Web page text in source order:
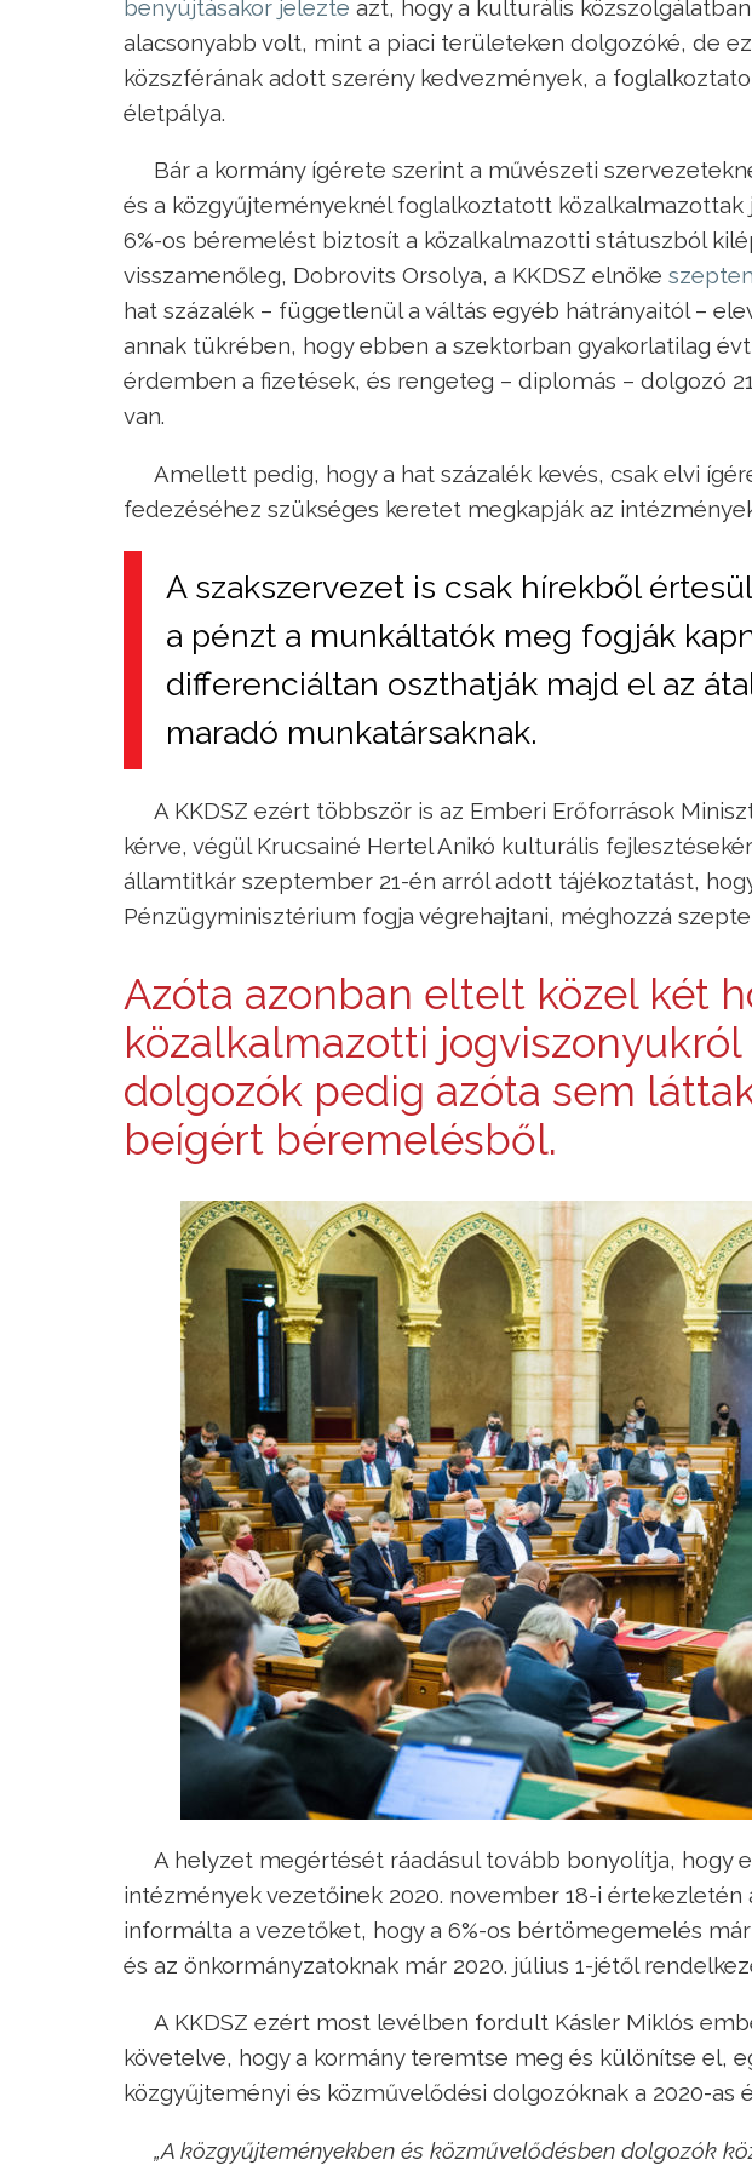
benyújtásakor jelezte azt, hogy a kulturális
alacsonyabb volt, mint a piaci területeken dolgozóké, de
közszférának adott szerény kedvezmények, a
életpálya.
Bár a kormány ígérete szerint a művészeti
és a közgyűjteményeknél foglalkoztatott közalkalmazottak
6%-os béremelést biztosít a közalkalmazotti státuszból
visszamenőleg, Dobrovits Orsolya, a KKDSZ elnöke
hat százalék – függetlenül a váltás egyéb hátrányaitól –
annak tükrében, hogy ebben a szektorban gyakorlatilag
érdemben a fizetések, és rengeteg – diplomás – dolgozó
van.
Amellett pedig, hogy a hat százalék kevés, csak elvi
fedezéséhez szükséges keretet megkapják az
A szakszervezet is csak hírekből
a pénzt a munkáltatók meg fogják
differenciáltan oszthatják majd el az
maradó munkatársaknak.
A KKDSZ ezért többször is az Emberi Erőforrások
kérve, végül Krucsainé Hertel Anikó kulturális
államtitkár szeptember 21-én arról adott tájékoztatást,
Pénzügyminisztérium fogja végrehajtani, méghozzá
Azóta azonban eltelt közel két
közalkalmazotti
dolgozók pedig azóta sem
beígért béremelésből.
A helyzet megértését ráadásul tovább bonyolítja, hogy
intézmények vezetőinek 2020. november 18-i
informálta a vezetőket, hogy a 6%-os bértömegemelés
és az önkormányzatoknak már 2020. július 1-jétől
A KKDSZ ezért most levélben fordult Kásler Miklós
követelve, hogy a kormány teremtse meg és különítse el,
közgyűjteményi és közművelődési dolgozóknak a 2020-as
„A közgyűjteményekben és közművelődésben dolgozók